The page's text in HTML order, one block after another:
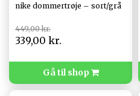
nike dommertrøje – sort/grå
449,00 kr.
339,00 kr.
Gå til shop